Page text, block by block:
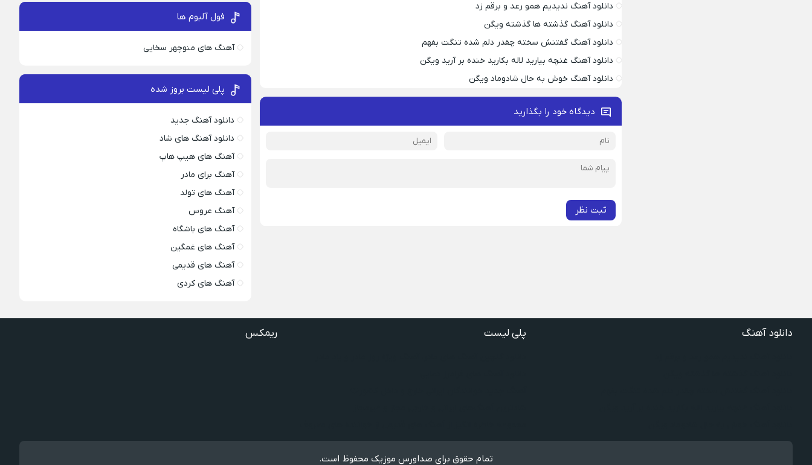
دانلود آهنگ ندیدیم همو رعد و برقم زد
دانلود آهنگ گذشته ها گذشته ویگن
دانلود آهنگ گفتنش سخته چقدر دلم شده تنگت بفهم
دانلود آهنگ غنچه بیارید لاله بکارید خنده بر آرید ویگن
دانلود آهنگ خوش به حال شادوماد ویگن
دیدگاه خود را بگذارید
ثبت نظر
فول آلبوم ها
آهنگ های منوچهر سخایی
پلی لیست بروز شده
دانلود آهنگ جدید
دانلود آهنگ های شاد
آهنگ های هیپ هاپ
آهنگ برای مادر
آهنگ های تولد
آهنگ عروس
آهنگ های باشگاه
آهنگ های غمگین
آهنگ های قدیمی
آهنگ های کردی
دانلود آهنگ پلی لیست ریمکس
تمام حقوق برای صداورس موزیک محفوظ است.